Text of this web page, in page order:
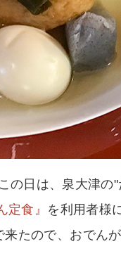
この日は、泉大津の
定食』 を利用者様
来たので、おでん